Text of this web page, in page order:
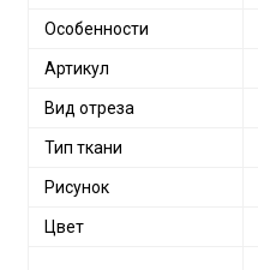
Особенности
Артикул
Вид отреза
Тип ткани
Рисунок
Цвет